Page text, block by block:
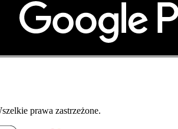
prawa zastrzeżone.